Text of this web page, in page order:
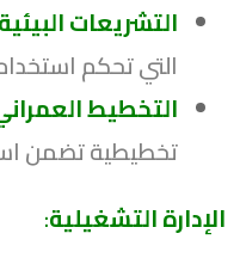
التشريعات البيئية
التي تحكم
التخطيط
تخطيطية تضمن
الإدارة التشغيلية: